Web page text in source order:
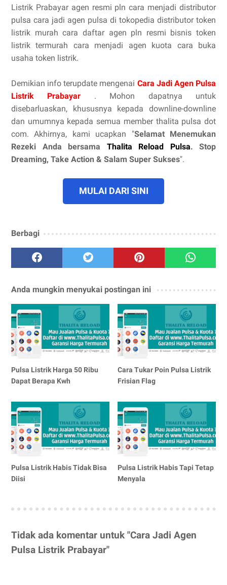
Listrik Prabayar agen resmi pln cara menjadi distributor
pulsa cara jadi agen pulsa di tokopedia distributor token
listrik murah cara daftar agen pln resmi bisnis token
listrik termurah cara menjadi agen kuota cara buka
usaha token listrik.
Demikian info terupdate mengenai Cara Jadi Agen Pulsa
Listrik Prabayar . Mohon dapatnya untuk
disebarluaskan, khususnya kepada downline-downline
dan umumnya kepada semua member thalita pulsa dot
com. Akhirnya, kami ucapkan "Selamat Menemukan
Rezeki Anda bersama Thalita Reload Pulsa. Stop
Dreaming, Take Action & Salam Super Sukses".
MULAI DARI SINI
Berbagi
Anda mungkin menyukai postingan ini
Pulsa Listrik Harga 50 Ribu
Dapat Berapa Kwh
Cara Tukar Poin Pulsa Listrik
Frisian Flag
Pulsa Listrik Habis Tidak Bisa
Diisi
Pulsa Listrik Habis Tapi Tetap
Menyala
Tidak ada komentar untuk "Cara Jadi Agen
Pulsa Listrik Prabayar"